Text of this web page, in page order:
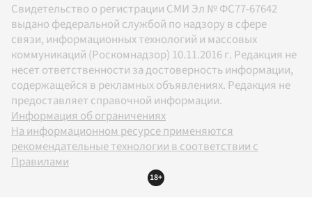
Свидетельство о регистрации СМИ Эл № ФС77-67642
выдано федеральной службой по надзору в сфере
связи, информационных технологий и массовых
коммуникаций (Роскомнадзор) 10.11.2016 г. Редакция не
несет ответственности за достоверность информации,
содержащейся в рекламных объявлениях. Редакция не
предоставляет справочной информации.
Информация об ограничениях
На информационном ресурсе применяются
рекомендательные технологии в соответствии с
Правилами
18+